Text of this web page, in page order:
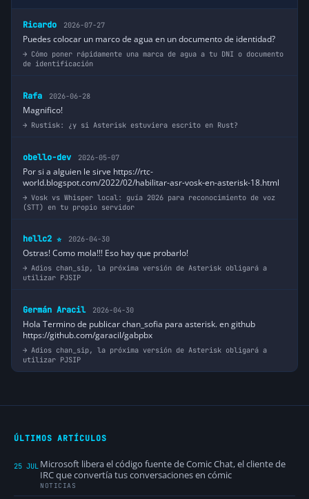
Ricardo 2026-07-27
Puedes colocar un marco de agua en un documento de identidad?
Cómo poner rápidamente una marca de agua a tu DNI o documento
de identificación
Rafa 2026-06-28
Magnifico!
Rustisk: ¿y si Asterisk estuviera escrito en Rust?
obello-dev 2026-05-07
Por si a alguien le sirve https://rtc-
world.blogspot.com/2022/02/habilitar-asr-vosk-en-asterisk-18.html
Vosk vs Whisper local: guía 2026 para reconocimiento de voz
(STT) en tu propio servidor
hellc2 ⭐ 2026-04-30
Ostras! Como mola!!! Eso hay que probarlo!
Adios chan_sip, la próxima versión de Asterisk obligará a
utilizar PJSIP
Germán Aracil 2026-04-30
Hola Termino de publicar chan_sofia para asterisk. en github
https://github.com/garacil/gabpbx
Adios chan_sip, la próxima versión de Asterisk obligará a
utilizar PJSIP
ÚLTIMOS ARTÍCULOS
25 JUL Microsoft libera el código fuente de Comic Chat, el cliente de
IRC que convertía tus conversaciones en cómic
NOTICIAS